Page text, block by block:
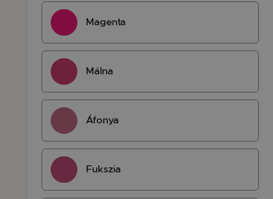
Magenta
Málna
Áfonya
Fukszia